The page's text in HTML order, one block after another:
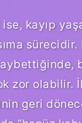
kayıp
zor olabilir.
geri